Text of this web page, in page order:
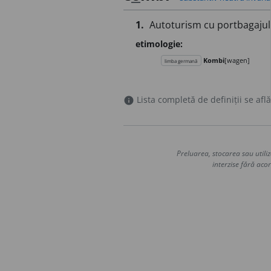
1. Autoturism cu portbagajul
etimologie:
limba germană Kombi[wagen]
info Lista completă de definiții se
Preluarea, stocarea sau
interzise fără